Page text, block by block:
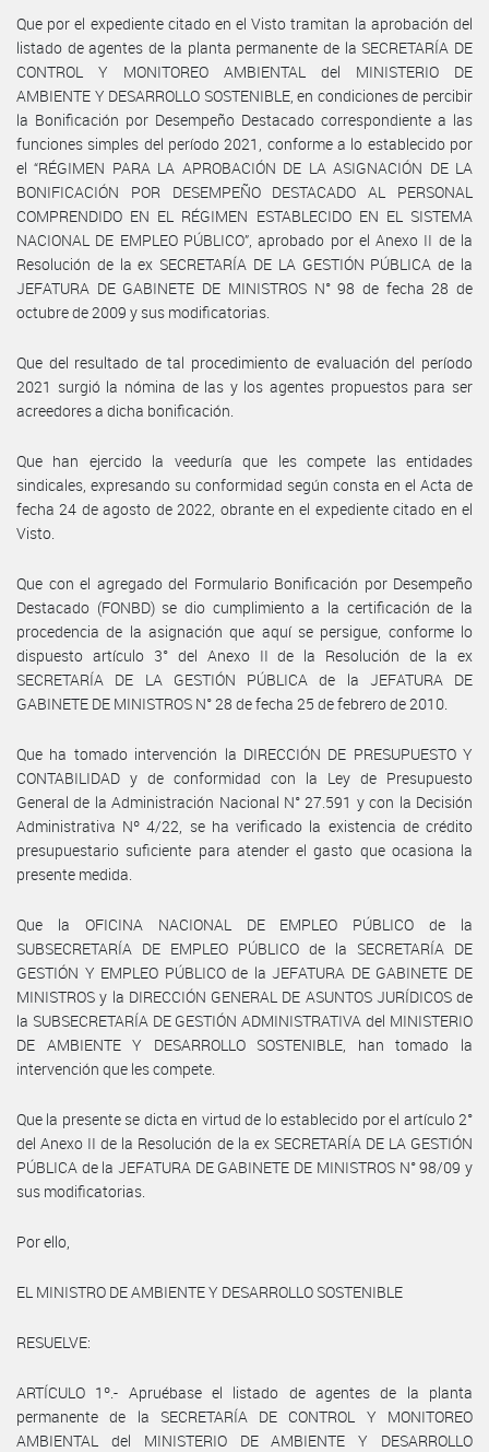
Que por el expediente citado en el Visto tramitan la aprobación del
listado de agentes de la planta permanente de la SECRETARÍA DE
CONTROL Y MONITOREO AMBIENTAL del MINISTERIO DE
AMBIENTE Y DESARROLLO SOSTENIBLE, en condiciones de percibir
la Bonificación por Desempeño Destacado correspondiente a las
funciones simples del período 2021, conforme a lo establecido por
el “RÉGIMEN PARA LA APROBACIÓN DE LA ASIGNACIÓN DE LA
BONIFICACIÓN POR DESEMPEÑO DESTACADO AL PERSONAL
COMPRENDIDO EN EL RÉGIMEN ESTABLECIDO EN EL SISTEMA
NACIONAL DE EMPLEO PÚBLICO”, aprobado por el Anexo II de la
Resolución de la ex SECRETARÍA DE LA GESTIÓN PÚBLICA de la
JEFATURA DE GABINETE DE MINISTROS N° 98 de fecha 28 de
octubre de 2009 y sus modificatorias.
Que del resultado de tal procedimiento de evaluación del período
2021 surgió la nómina de las y los agentes propuestos para ser
acreedores a dicha bonificación.
Que han ejercido la veeduría que les compete las entidades
sindicales, expresando su conformidad según consta en el Acta de
fecha 24 de agosto de 2022, obrante en el expediente citado en el
Visto.
Que con el agregado del Formulario Bonificación por Desempeño
Destacado (FONBD) se dio cumplimiento a la certificación de la
procedencia de la asignación que aquí se persigue, conforme lo
dispuesto artículo 3° del Anexo II de la Resolución de la ex
SECRETARÍA DE LA GESTIÓN PÚBLICA de la JEFATURA DE
GABINETE DE MINISTROS N° 28 de fecha 25 de febrero de 2010.
Que ha tomado intervención la DIRECCIÓN DE PRESUPUESTO Y
CONTABILIDAD y de conformidad con la Ley de Presupuesto
General de la Administración Nacional N° 27.591 y con la Decisión
Administrativa Nº 4/22, se ha verificado la existencia de crédito
presupuestario suficiente para atender el gasto que ocasiona la
presente medida.
Que la OFICINA NACIONAL DE EMPLEO PÚBLICO de la
SUBSECRETARÍA DE EMPLEO PÚBLICO de la SECRETARÍA DE
GESTIÓN Y EMPLEO PÚBLICO de la JEFATURA DE GABINETE DE
MINISTROS y la DIRECCIÓN GENERAL DE ASUNTOS JURÍDICOS de
la SUBSECRETARÍA DE GESTIÓN ADMINISTRATIVA del MINISTERIO
DE AMBIENTE Y DESARROLLO SOSTENIBLE, han tomado la
intervención que les compete.
Que la presente se dicta en virtud de lo establecido por el artículo 2°
del Anexo II de la Resolución de la ex SECRETARÍA DE LA GESTIÓN
PÚBLICA de la JEFATURA DE GABINETE DE MINISTROS N° 98/09 y
sus modificatorias.
Por ello,
EL MINISTRO DE AMBIENTE Y DESARROLLO SOSTENIBLE
RESUELVE:
ARTÍCULO 1º.- Apruébase el listado de agentes de la planta
permanente de la SECRETARÍA DE CONTROL Y MONITOREO
AMBIENTAL del MINISTERIO DE AMBIENTE Y DESARROLLO